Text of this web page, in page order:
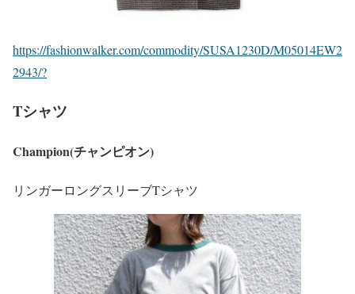
https://fashionwalker.com/commodity/SUSA1230D/M05014EW2
2943/?
Tシャツ
Champion(チャンピオン)
リンガーロングスリーブTシャツ